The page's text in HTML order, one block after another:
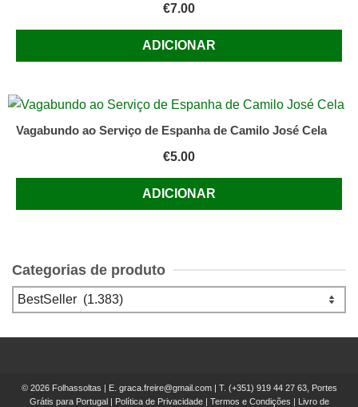
€7.00
ADICIONAR
Vagabundo ao Serviço de Espanha de Camilo José Cela
€5.00
ADICIONAR
Categorias de produto
© 2026 Folhassoltas | E. graca.freire@gmail.com| T. (+351) 919 44 27 63, Portes
Grátis para Portugal | Política de Privacidade| Termos e Condições | Livro de